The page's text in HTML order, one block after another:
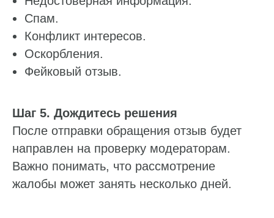
Спам.
Конфликт интересов.
Оскорбления.
Фейковый отзыв.
Шаг 5. Дождитесь решения
После отправки обращения отзыв будет
направлен на проверку модераторам.
Важно понимать, что рассмотрение
жалобы может занять несколько дней.